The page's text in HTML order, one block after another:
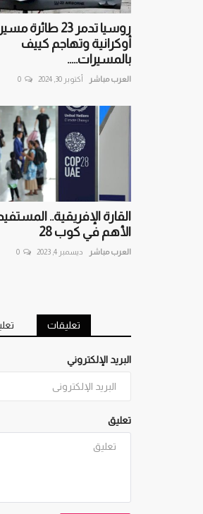
روسيا تدمر 23 طائرة
أوكرانية وتهاجم كييف
بالمسيرات.....
العرب مباشر أكتوبر 30, 2024 0
القارة الإفريقية..
الأهم في كوب 28
العرب مباشر ديسمبر 4, 2023 0
تعليقات
البريد الإلكتروني
تعليق